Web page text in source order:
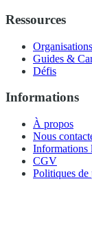
Ressources
Organisations
Guides &
Défis
Informations
À propos
Nous
Informations
CGV
Politiques de